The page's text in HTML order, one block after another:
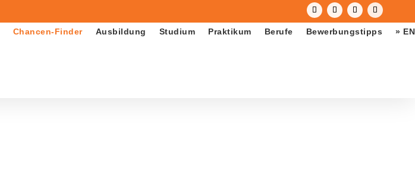
Chancen-Finder Ausbildung Studium Praktikum Berufe Bewerbungstipps » EN